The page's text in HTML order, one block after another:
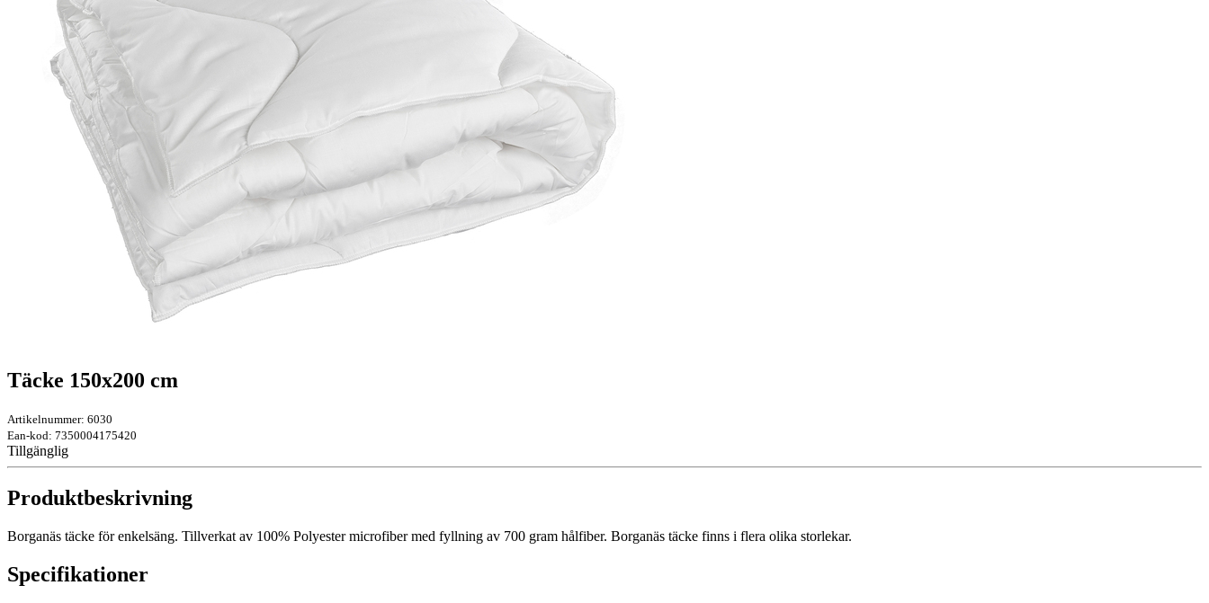
Täcke 150x200 cm
Artikelnummer: 6030
Ean-kod: 7350004175420
Tillgänglig
Produktbeskrivning
Borganäs täcke för enkelsäng. Tillverkat av 100% Polyester microfiber med fyllning av 700 gram hålfiber. Borganäs täcke finns i flera olika storlekar.
Specifikationer